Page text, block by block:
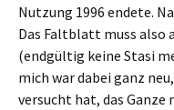
Nutzung 1996 endete.
Das Faltblatt muss also
(endgültig keine Stasi
mich war dabei ganz
versucht hat, das